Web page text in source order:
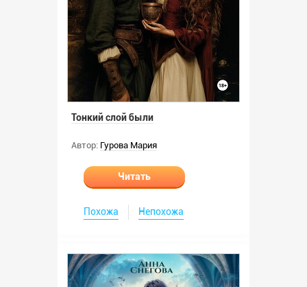
Тонкий слой были
Автор: Гурова Мария
Читать
Похожа Непохожа